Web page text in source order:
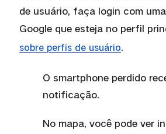
de usuário, faça login com
Google que esteja no perfil
sobre perfis de usuário.
O smartphone perdido
notificação.
No mapa, você pode ver